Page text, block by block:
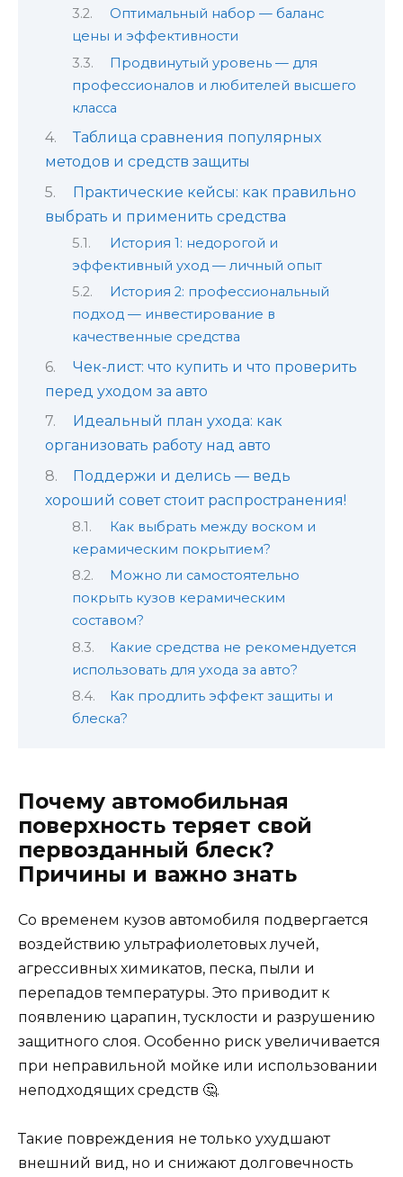
Оптимальный набор — баланс
цены и эффективности
Продвинутый уровень — для
профессионалов и любителей высшего
класса
Таблица сравнения популярных
методов и средств защиты
Практические кейсы: как правильно
выбрать и применить средства
История 1: недорогой и
эффективный уход — личный опыт
История 2: профессиональный
подход — инвестирование в
качественные средства
Чек-лист: что купить и что проверить
перед уходом за авто
Идеальный план ухода: как
организовать работу над авто
Поддержи и делись — ведь
хороший совет стоит распространения!
Как выбрать между воском и
керамическим покрытием?
Можно ли самостоятельно
покрыть кузов керамическим
составом?
Какие средства не рекомендуется
использовать для ухода за авто?
Как продлить эффект защиты и
блеска?
Почему автомобильная
поверхность теряет свой
первозданный блеск?
Причины и важно знать
Со временем кузов автомобиля подвергается
воздействию ультрафиолетовых лучей,
агрессивных химикатов, песка, пыли и
перепадов температуры. Это приводит к
появлению царапин, тусклости и разрушению
защитного слоя. Особенно риск увеличивается
при неправильной мойке или использовании
неподходящих средств 🤔.
Такие повреждения не только ухудшают
внешний вид, но и снижают долговечность